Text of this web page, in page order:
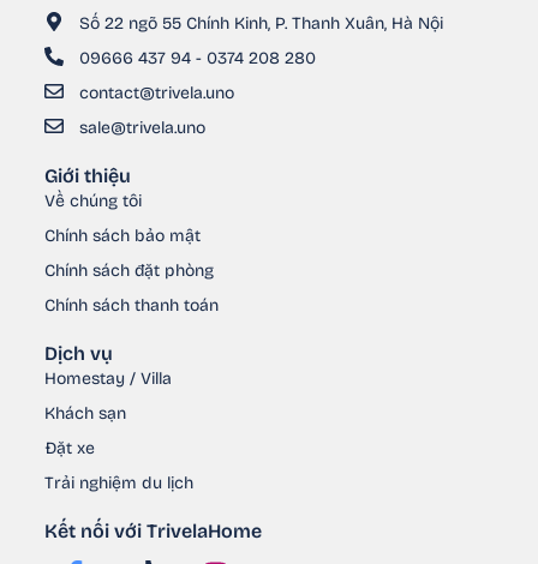
Số 22 ngõ 55 Chính Kinh, P. Thanh Xuân, Hà Nội
09666 437 94 - 0374 208 280
contact@trivela.uno
sale@trivela.uno
Giới thiệu
Về chúng tôi
Chính sách bảo mật
Chính sách đặt phòng
Chính sách thanh toán
Dịch vụ
Homestay / Villa
Khách sạn
Đặt xe
Trải nghiệm du lịch
Kết nối với TrivelaHome